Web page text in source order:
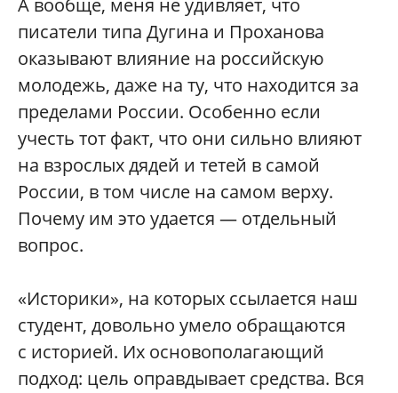
А вообще, меня не удивляет, что
писатели типа Дугина и Проханова
оказывают влияние на российскую
молодежь, даже на ту, что находится за
пределами России. Особенно если
учесть тот факт, что они сильно влияют
на взрослых дядей и тетей в самой
России, в том числе на самом верху.
Почему им это удается — отдельный
вопрос.
«Историки», на которых ссылается наш
студент, довольно умело обращаются
с историей. Их основополагающий
подход: цель оправдывает средства. Вся